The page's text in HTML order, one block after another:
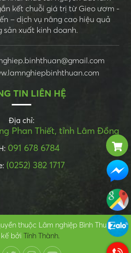
kết chuỗi giá trị từ Gieo ươm -
– dịch vụ nâng cao hiệu quả
sản xuất kinh doanh.
TIN LIÊN HỆ
Địa chỉ:
Phan Thiết, tỉnh Lâm Đồng
091 678 6784
(0252) 382 1717
thuộc Lâm nghiệp Bình Thuận.
bởi Tính Thành.